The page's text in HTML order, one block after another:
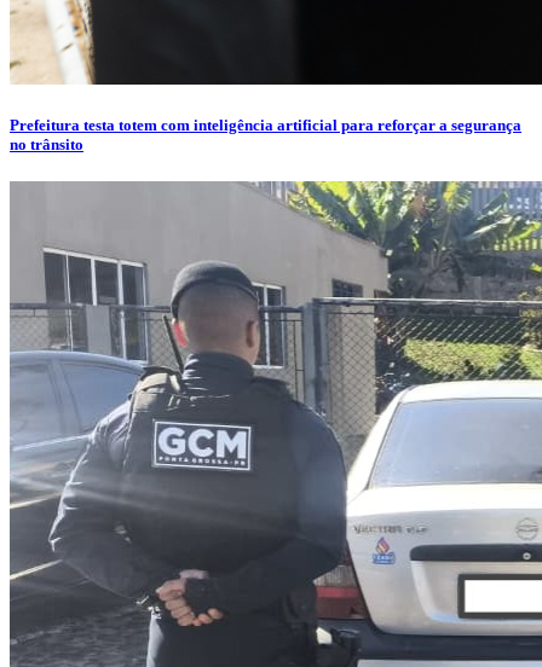
Prefeitura testa totem com inteligência artificial para reforçar a segurança
no trânsito